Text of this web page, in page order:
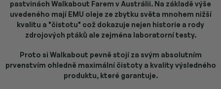
pastvinách Walkabout Farem v Austrálii. Na základě výše
uvedeného mají EMU oleje ze zbytku světa mnohem nižší
kvalitu a "čistotu" což dokazuje nejen historie a rody
zdrojových ptáků ale zejména laboratorní testy.
Proto si Walkabout pevně stojí za svým absolutním
prvenstvím ohledně maximální čistoty a kvality výsledného
produktu, které garantuje.